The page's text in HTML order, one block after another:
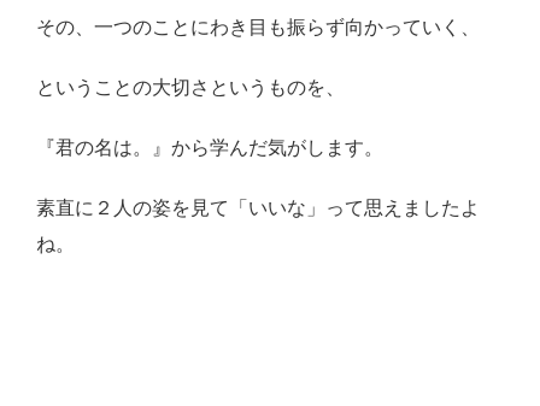
その、一つのことにわき目も振らず向かっていく、
ということの大切さというものを、
『君の名は。』から学んだ気がします。
素直に２人の姿を見て「いいな」って思えましたよ
ね。